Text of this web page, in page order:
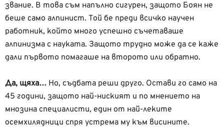
звание. В това съм напълно сигурен, защото Боян не
беше само алпинист. Той бе преди всичко научен
работник, който много успешно съчетаваше
алпинизма с науката. Защото трудно може да се каже
дали първото помагаше на второто или обратно.
Да, щяха… Но, съдбата реши друго. Остави го само на
45 години, защото най-ниският и по мнението на
мнозина специалисти, един от най-леките
осемхилядници спря устрема му към висините.